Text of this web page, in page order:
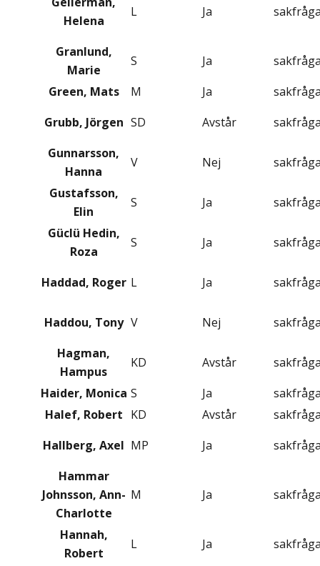
Helena
L Ja
Granlund,
Marie
S Ja
Green, Mats
M Ja
Grubb, Jörgen SD Avstår
Gunnarsson,
Hanna
V Nej
Gustafsson,
Elin
S Ja
Güclü Hedin,
Roza
S Ja
Haddad, Roger L Ja
Haddou, Tony V Nej
Hagman,
Hampus
KD Avstår
Haider, Monica S Ja
Halef, Robert KD Avstår
Hallberg, Axel MP Ja
Hammar
Johnsson, Ann-
Charlotte
M Ja
Hannah,
Robert
L Ja